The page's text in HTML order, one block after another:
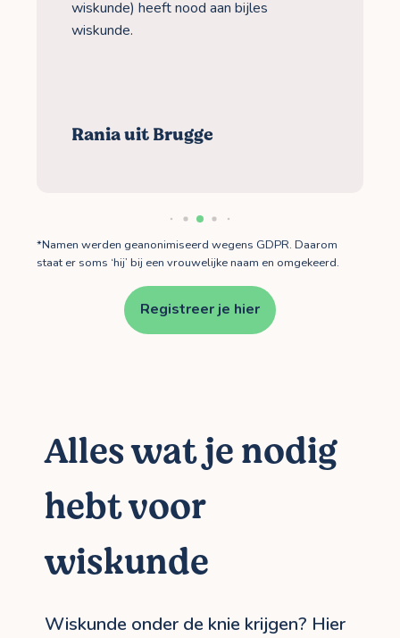
wiskunde) heeft nood aan bijles
wiskunde.
Rania uit Brugge
*Namen werden geanonimiseerd wegens GDPR. Daarom
staat er soms ‘hij’ bij een vrouwelijke naam en omgekeerd.
Registreer je hier
Alles wat je nodig
hebt voor
wiskunde
Wiskunde onder de knie krijgen? Hier